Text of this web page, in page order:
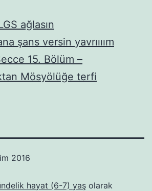
ağlasın
şans versin yavrıııım
15. Bölüm –
Mösyölüğe terfi
2016
hayat (6-7) yaş olarak